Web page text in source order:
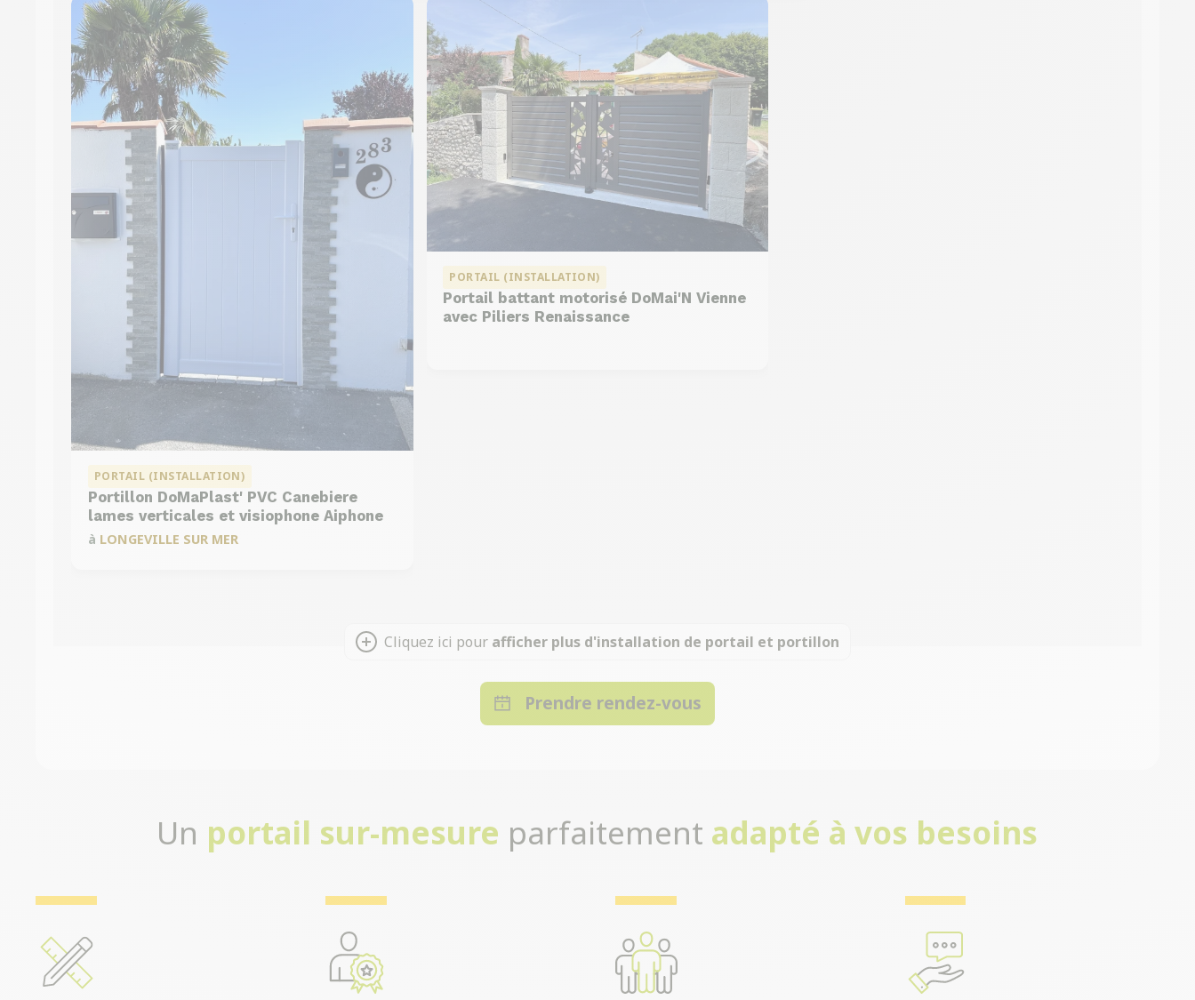
PORTAIL (INSTALLATION)
Portillon DoMaPlast' PVC Canebiere
lames verticales et visiophone Aiphone
à LONGEVILLE SUR MER
PORTAIL (INSTALLATION)
Portail battant motorisé DoMai'N Vienne
avec Piliers Renaissance
Cliquez ici pour afficher plus d'installation de portail et portillon
Prendre rendez-vous
Un portail sur-mesure parfaitement adapté à vos besoins
DMC 301